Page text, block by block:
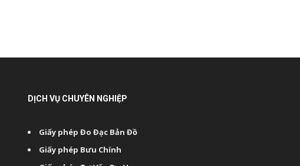
DỊCH VỤ CHUYÊN NGHIỆP
Giấy phép Đo Đạc Bản Đồ
Giấy phép Bưu Chính